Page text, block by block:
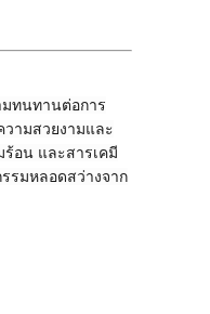
มทนทานต่อการ
ามสวยงามและ
อน และสารเคมี
รมหลอดสว่างจาก